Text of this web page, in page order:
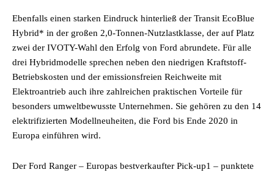
Ebenfalls einen starken Eindruck hinterließ der Transit EcoBlue
Hybrid* in der großen 2,0-Tonnen-Nutzlastklasse, der auf Platz
zwei der IVOTY-Wahl den Erfolg von Ford abrundete. Für alle
drei Hybridmodelle sprechen neben den niedrigen Kraftstoff-
Betriebskosten und der emissionsfreien Reichweite mit
Elektroantrieb auch ihre zahlreichen praktischen Vorteile für
besonders umweltbewusste Unternehmen. Sie gehören zu den 14
elektrifizierten Modellneuheiten, die Ford bis Ende 2020 in
Europa einführen wird.
Der Ford Ranger – Europas bestverkaufter Pick-up1 – punktete